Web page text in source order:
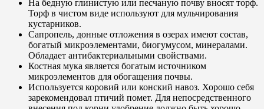
На бедную глинистую или песчаную почву вносят торф.
Торф в чистом виде используют для мульчирования
кустарников.
Сапропель, донные отложения в озерах имеют состав,
богатый микроэлементами, биогумусом, минералами.
Обладает антибактериальными свойствами.
Костная мука является богатым источником
микроэлементов для обогащения почвы.
Используется коровий или конский навоз. Хорошо себя
зарекомендовал птичий помет. Для непосредственного